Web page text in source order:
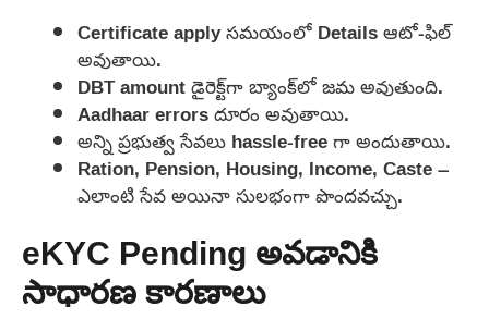
Certificate apply సమయంలో Details ఆటో-ఫిల్
అవుతాయి.
DBT amount డైరెక్ట్‌గా బ్యాంక్‌లో జమ అవుతుంది.
Aadhaar errors దూరం అవుతాయి.
అన్ని ప్రభుత్వ సేవలు hassle-free గా అందుతాయి.
Ration, Pension, Housing, Income, Caste –
ఎలాంటి సేవ అయినా సులభంగా పొందవచ్చు.
eKYC Pending అవడానికి
సాధారణ కారణాలు